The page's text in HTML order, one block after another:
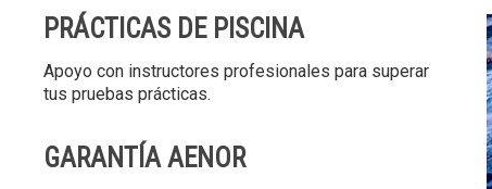
PRÁCTICAS DE PISCINA
Apoyo con instructores profesionales para superar
tus pruebas prácticas.
GARANTÍA AENOR